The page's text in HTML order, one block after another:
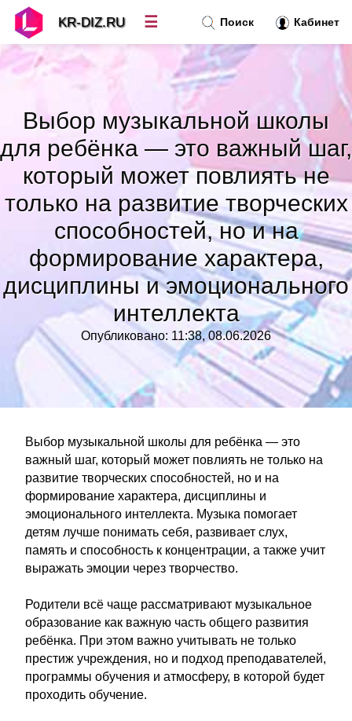
Выбор музыкальной школы
для ребёнка — это важный шаг,
который может повлиять не
только на развитие творческих
способностей, но и на
формирование характера,
дисциплины и эмоционального
интеллекта
Опубликовано: 11:38, 08.06.2026
Выбор музыкальной школы для ребёнка — это
важный шаг, который может повлиять не только на
развитие творческих способностей, но и на
формирование характера, дисциплины и
эмоционального интеллекта. Музыка помогает
детям лучше понимать себя, развивает слух,
память и способность к концентрации, а также учит
выражать эмоции через творчество.
Родители всё чаще рассматривают музыкальное
образование как важную часть общего развития
ребёнка. При этом важно учитывать не только
престиж учреждения, но и подход преподавателей,
программы обучения и атмосферу, в которой будет
проходить обучение.
Поиск Кабинет
KR-DIZ.RU ☰
Новости
Топ новостей»
Рубрики»
Контакт